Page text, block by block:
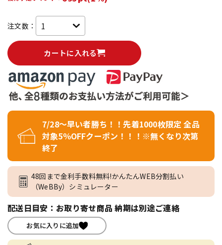
注文数：
カートに入れる
7/28～早い者勝ち！！先着1000枚限定 全品
対象5％OFFクーポン！！！※無くなり次第
終了
48回まで金利手数料無料!かんたんWEB分割払い
（WeBBy）シミュレーター
配送日目安：お取り寄せ商品 納期は別途ご連絡
お気に入りに追加